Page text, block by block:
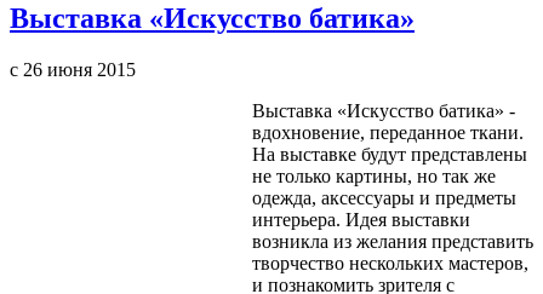
Выставка «Искусство батика»
с 26 июня 2015
Выставка «Искусство батика» -
вдохновение, переданное ткани.
На выставке будут представлены
не только картины, но так же
одежда, аксессуары и предметы
интерьера. Идея выставки
возникла из желания представить
творчество нескольких мастеров,
и познакомить зрителя с